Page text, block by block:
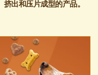
出和压片成型的产品。